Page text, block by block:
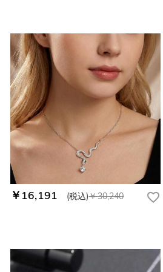
￥16,191 (税込)￥30,240